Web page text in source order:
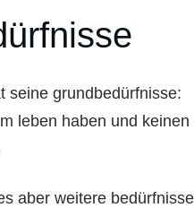
seine grundbedürfnisse:
leben haben und
aber weitere